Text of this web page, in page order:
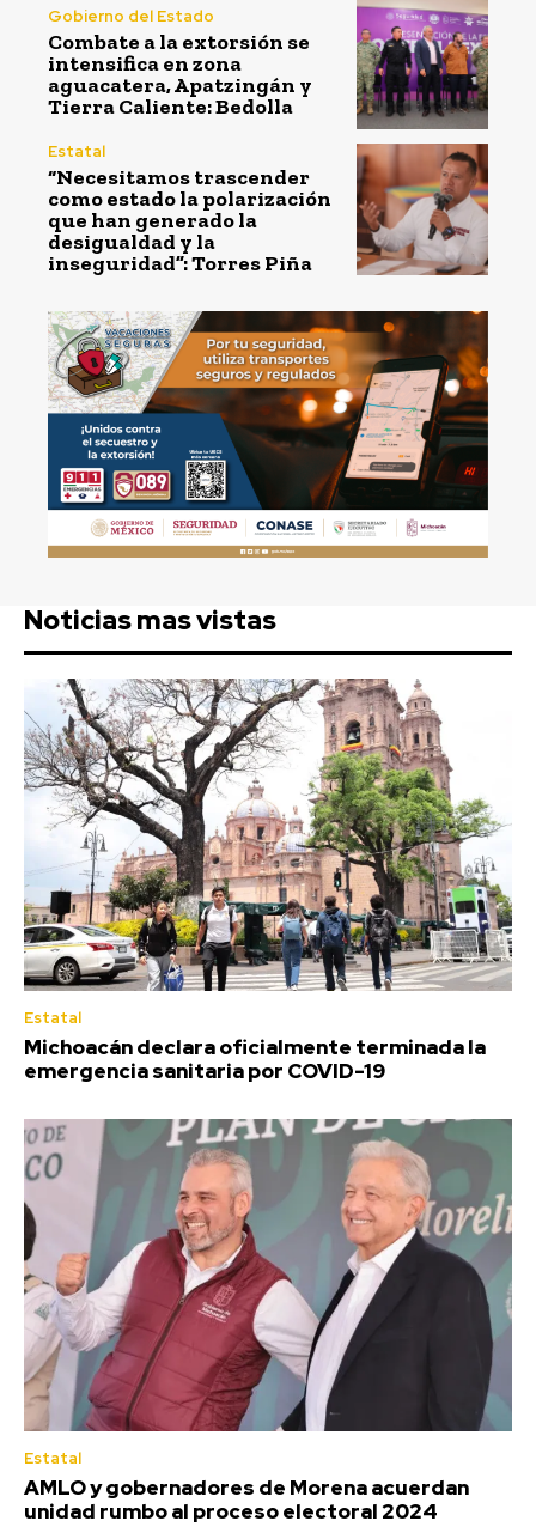
Gobierno del Estado
Combate a la extorsión se
intensifica en zona
aguacatera, Apatzingán y
Tierra Caliente: Bedolla
Estatal
“Necesitamos trascender
como estado la polarización
que han generado la
desigualdad y la
inseguridad”: Torres Piña
Noticias mas vistas
Estatal
Michoacán declara oficialmente terminada la
emergencia sanitaria por COVID-19
Estatal
AMLO y gobernadores de Morena acuerdan
unidad rumbo al proceso electoral 2024